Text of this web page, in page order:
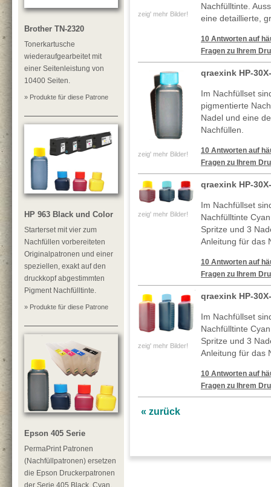
Brother TN-2320
Tonerkartusche
wiederaufgearbeitet mit
einer Seitenleistung von
10400 Seiten.
» Produkte für diese Patrone
HP 963 Black und Color
Starterset mit vier zum
Nachfüllen vorbereiteten
Originalpatronen und einer
speziellen, exakt auf den
druckkopf abgestimmten
Pigment Nachfülltinte.
» Produkte für diese Patrone
Epson 405 Serie
PermaPrint Patronen
(Nachfüllpatronen) ersetzen
die Epson Druckerpatronen
der Serie 405 Black, Cyan,
zeig' mehr Bilder!
Nachfülltinte.
eine detaillierte,
10 Antworten auf
Fragen zu Ihrem
zeig' mehr Bilder!
qraexink HP-
Im Nachfüllset
pigmentierte
Nadel und eine
Nachfüllen.
10 Antworten auf
Fragen zu Ihrem
zeig' mehr Bilder!
qraexink HP-
Im Nachfüllset
Nachfülltinte
Spritze und 3
Anleitung für das
10 Antworten auf
Fragen zu Ihrem
zeig' mehr Bilder!
qraexink HP-
Im Nachfüllset
Nachfülltinte
Spritze und 3
Anleitung für das
10 Antworten auf
Fragen zu Ihrem
« zurück